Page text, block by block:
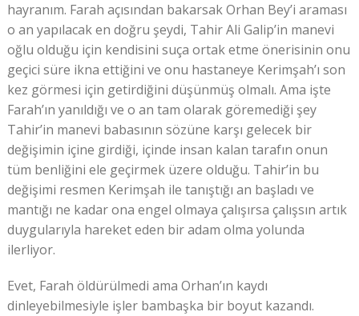
hayranım. Farah açısından bakarsak Orhan Bey’i araması
o an yapılacak en doğru şeydi, Tahir Ali Galip’in manevi
oğlu olduğu için kendisini suça ortak etme önerisinin onu
geçici süre ikna ettiğini ve onu hastaneye Kerimşah’ı son
kez görmesi için getirdiğini düşünmüş olmalı. Ama işte
Farah’ın yanıldığı ve o an tam olarak göremediği şey
Tahir’in manevi babasının sözüne karşı gelecek bir
değişimin içine girdiği, içinde insan kalan tarafın onun
tüm benliğini ele geçirmek üzere olduğu. Tahir’in bu
değişimi resmen Kerimşah ile tanıştığı an başladı ve
mantığı ne kadar ona engel olmaya çalışırsa çalışsın artık
duygularıyla hareket eden bir adam olma yolunda
ilerliyor.
Evet, Farah öldürülmedi ama Orhan’ın kaydı
dinleyebilmesiyle işler bambaşka bir boyut kazandı.